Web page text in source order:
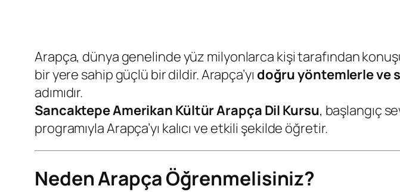
Arapça, dünya genelinde yüz milyonlarca kişi tarafından
bir yere sahip güçlü bir dildir. Arapça’yı doğru yöntemlerle ve
adımıdır.
Sancaktepe Amerikan Kültür Arapça Dil Kursu, başlangıç
programıyla Arapça’yı kalıcı ve etkili şekilde öğretir.
Neden Arapça Öğrenmelisiniz?